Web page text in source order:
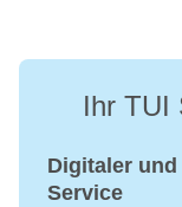
Ihr TUI
Digitaler und
Service